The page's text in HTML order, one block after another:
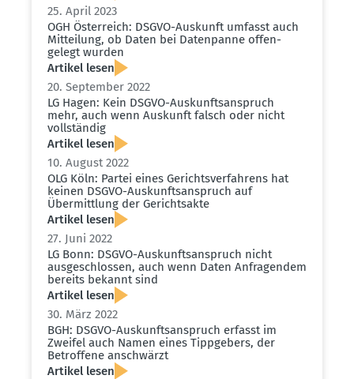
25. April 2023
OGH Öster­reich: DSGVO-Auskunft umfasst auch
Mitteilung, ob Daten bei Daten­panne offen­
gelegt wurden
Artikel lesen
20. September 2022
LG Hagen: Kein DSGVO-Auskunfts­an­spruch
mehr, auch wenn Auskunft falsch oder nicht
vollständig
Artikel lesen
10. August 2022
OLG Köln: Partei eines Gerichts­ver­fahrens hat
keinen DSGVO-Auskunfts­an­spruch auf
Übermittlung der Gerichtsakte
Artikel lesen
27. Juni 2022
LG Bonn: DSGVO-Auskunfts­an­spruch nicht
ausge­schlossen, auch wenn Daten Anfra­gendem
bereits bekannt sind
Artikel lesen
30. März 2022
BGH: DSGVO-Auskunfts­an­spruch erfasst im
Zweifel auch Namen eines Tippgebers, der
Betroffene anschwärzt
Artikel lesen